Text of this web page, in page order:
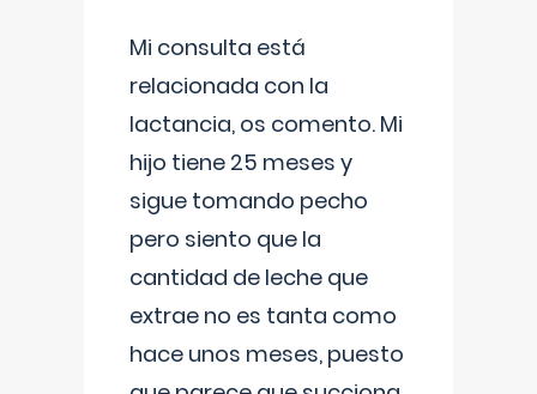
Mi consulta está
relacionada con la
lactancia, os comento. Mi
hijo tiene 25 meses y
sigue tomando pecho
pero siento que la
cantidad de leche que
extrae no es tanta como
hace unos meses, puesto